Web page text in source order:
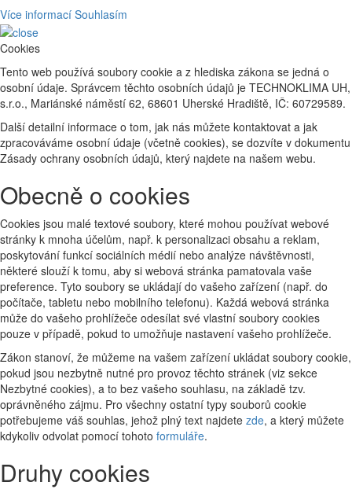
Více informací Souhlasím
Cookies
Tento web používá soubory cookie a z hlediska zákona se jedná o
osobní údaje. Správcem těchto osobních údajů je TECHNOKLIMA UH,
s.r.o., Mariánské náměstí 62, 68601 Uherské Hradiště, IČ: 60729589.
Další detailní informace o tom, jak nás můžete kontaktovat a jak
zpracováváme osobní údaje (včetně cookies), se dozvíte v dokumentu
Zásady ochrany osobních údajů, který najdete na našem webu.
Obecně o cookies
Cookies jsou malé textové soubory, které mohou používat webové
stránky k mnoha účelům, např. k personalizaci obsahu a reklam,
poskytování funkcí sociálních médií nebo analýze návštěvnosti,
některé slouží k tomu, aby si webová stránka pamatovala vaše
preference. Tyto soubory se ukládají do vašeho zařízení (např. do
počítače, tabletu nebo mobilního telefonu). Každá webová stránka
může do vašeho prohlížeče odesílat své vlastní soubory cookies
pouze v případě, pokud to umožňuje nastavení vašeho prohlížeče.
Zákon stanoví, že můžeme na vašem zařízení ukládat soubory cookie,
pokud jsou nezbytně nutné pro provoz těchto stránek (viz sekce
Nezbytné cookies), a to bez vašeho souhlasu, na základě tzv.
oprávněného zájmu. Pro všechny ostatní typy souborů cookie
potřebujeme váš souhlas, jehož plný text najdete zde, a který můžete
kdykoliv odvolat pomocí tohoto formuláře.
Druhy cookies